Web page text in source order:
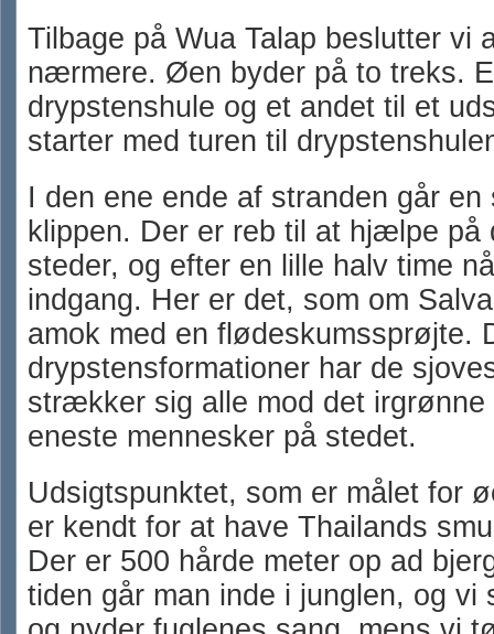
Tilbage på Wua Talap beslutter vi
nærmere. Øen byder på to treks.
drypstenshule og et andet til et
starter med turen til
I den ene ende af stranden går en
klippen. Der er reb til at hjælpe på
steder, og efter en lille halv time
indgang. Her er det, som om
amok med en flødeskumssprøjte.
drypstensformationer har de
strækker sig alle mod det
eneste mennesker på stedet.
Udsigtspunktet, som er målet for
er kendt for at have Thailands
Der er 500 hårde meter op ad
tiden går man inde i junglen, og vi